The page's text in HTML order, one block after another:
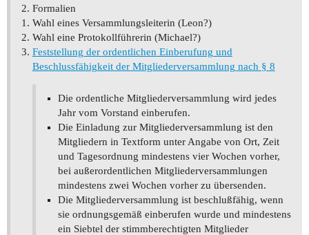
Formalien
Wahl eines Versammlungsleiterin (Leon?)
Wahl eine Protokollführerin (Michael?)
Feststellung der ordentlichen Einberufung und
Beschlussfähigkeit der Mitgliederversammlung nach § 8
Die ordentliche Mitgliederversammlung wird jedes
Jahr vom Vorstand einberufen.
Die Einladung zur Mitgliederversammlung ist den
Mitgliedern in Textform unter Angabe von Ort, Zeit
und Tagesordnung mindestens vier Wochen vorher,
bei außerordentlichen Mitgliederversammlungen
mindestens zwei Wochen vorher zu übersenden.
Die Mitgliederversammlung ist beschlußfähig, wenn
sie ordnungsgemäß einberufen wurde und mindestens
ein Siebtel der stimmberechtigten Mitglieder